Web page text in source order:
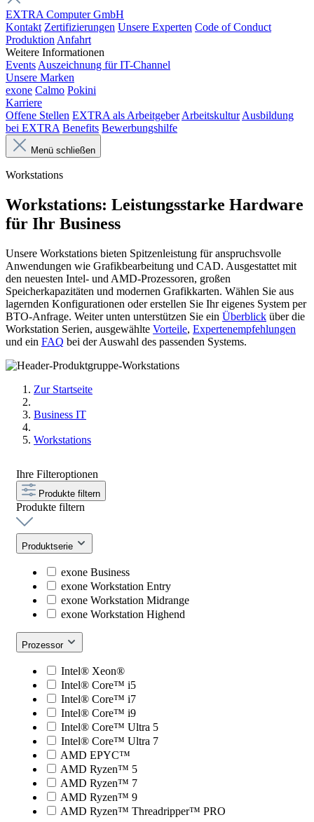
EXTRA Computer GmbH
Kontakt Zertifizierungen Unsere Experten Code of Conduct
Produktion Anfahrt
Weitere Informationen
Events Auszeichnung für IT-Channel
Unsere Marken
exone Calmo Pokini
Karriere
Offene Stellen EXTRA als Arbeitgeber Arbeitskultur Ausbildung
bei EXTRA Benefits Bewerbungshilfe
Menü schließen
Workstations
Workstations: Leistungsstarke Hardware
für Ihr Business
Unsere Workstations bieten Spitzenleistung für anspruchsvolle
Anwendungen wie Grafikbearbeitung und CAD. Ausgestattet mit
den neuesten Intel- und AMD-Prozessoren, großen
Speicherkapazitäten und modernen Grafikkarten. Wählen Sie aus
lagernden Konfigurationen oder erstellen Sie Ihr eigenes System per
BTO-Anfrage. Weiter unten unterstützen Sie ein Überblick über die
Workstation Serien, ausgewählte Vorteile, Expertenempfehlungen
und ein FAQ bei der Auswahl des passenden Systems.
Zur Startseite
Business IT
Workstations
Ihre Filteroptionen
Produkte filtern
Produkte filtern
Produktserie
exone Business
exone Workstation Entry
exone Workstation Midrange
exone Workstation Highend
Prozessor
Intel® Xeon®
Intel® Core™ i5
Intel® Core™ i7
Intel® Core™ i9
Intel® Core™ Ultra 5
Intel® Core™ Ultra 7
AMD EPYC™
AMD Ryzen™ 5
AMD Ryzen™ 7
AMD Ryzen™ 9
AMD Ryzen™ Threadripper™ PRO